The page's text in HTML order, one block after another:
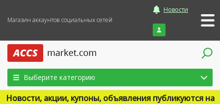
Магазин аккаунтов социальных сетей
Новости
Войти
Выберите категорию
Новости, акции, купоны, объявления публикуются на